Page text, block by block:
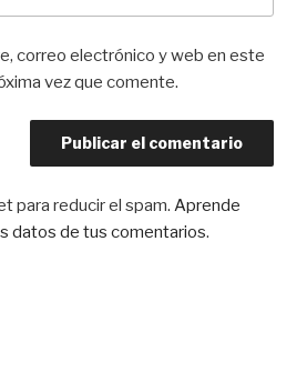
correo electrónico y web en este
vez que comente.
para reducir el spam. Aprende
datos de tus comentarios.